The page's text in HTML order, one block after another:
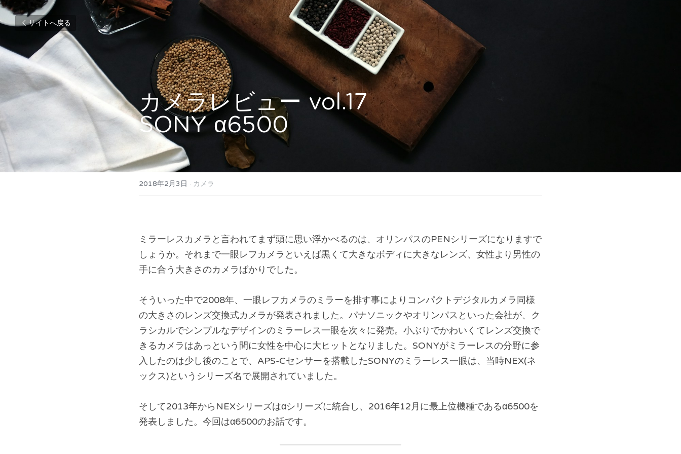
サイトへ戻る
カメラレビュー vol.17
SONY α6500
2018年2月3日 · カメラ
ミラーレスカメラと言われてまず頭に思い浮かべるのは、オリンパスのPENシリーズになりますで
しょうか。それまで一眼レフカメラといえば黒くて大きなボディに大きなレンズ、女性より男性の
手に合う大きさのカメラばかりでした。
そういった中で2008年、一眼レフカメラのミラーを排す事によりコンパクトデジタルカメラ同様
の大きさのレンズ交換式カメラが発表されました。パナソニックやオリンパスといった会社が、ク
ラシカルでシンプルなデザインのミラーレス一眼を次々に発売。小ぶりでかわいくてレンズ交換で
きるカメラはあっという間に女性を中心に大ヒットとなりました。SONYがミラーレスの分野に参
入したのは少し後のことで、APS-Cセンサーを搭載したSONYのミラーレス一眼は、当時NEX(ネ
ックス)というシリーズ名で展開されていました。
そして2013年からNEXシリーズはαシリーズに統合し、2016年12月に最上位機種であるα6500を
発表しました。今回はα6500のお話です。